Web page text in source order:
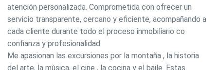
atención personalizada. Comprometida con ofrecer un
servicio transparente, cercano y eficiente, acompañando a
cada cliente durante todo el proceso inmobiliario co
confianza y profesionalidad.
Me apasionan las excursiones por la montaña , la historia
del arte, la música, el cine , la cocina y el baile. Estas
Analíticas y personalización
Permiten realizar el seguimiento y análisis del
comportamiento de los usuarios de este sitio web. La
información recogida mediante este tipo de cookies se
utiliza en la medición de la actividad de la web para la
elaboración de perfiles de navegación de los usuarios con